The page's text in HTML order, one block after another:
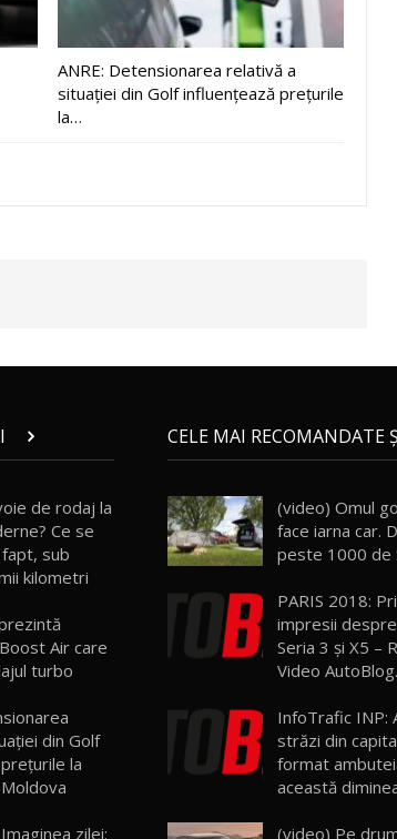
ANRE: Detensionarea relativă a
situației din Golf influențează prețurile
la…
de rodaj la
Ce se
sub
kilometri
Air care
turbo
din Golf
la
zilei:
CELE MAI RECOMANDATE
(video) Omul
face iarna car.
peste 1000 de
PARIS 2018:
impresii
Seria 3 şi X5 –
Video
InfoTrafic INP:
străzi din
format
această
(video) Pe